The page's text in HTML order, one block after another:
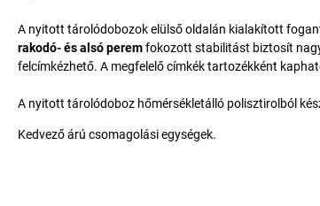
A nyitott tárolódobozok elülső oldalán kialakított
rakodó- és alsó peremfokozott stabilitást biztosít
felcímkézhető. A megfelelő címkék tartozékként
A nyitott tárolódoboz hőmérsékletálló polisztirolból
Kedvező árú csomagolási egységek.